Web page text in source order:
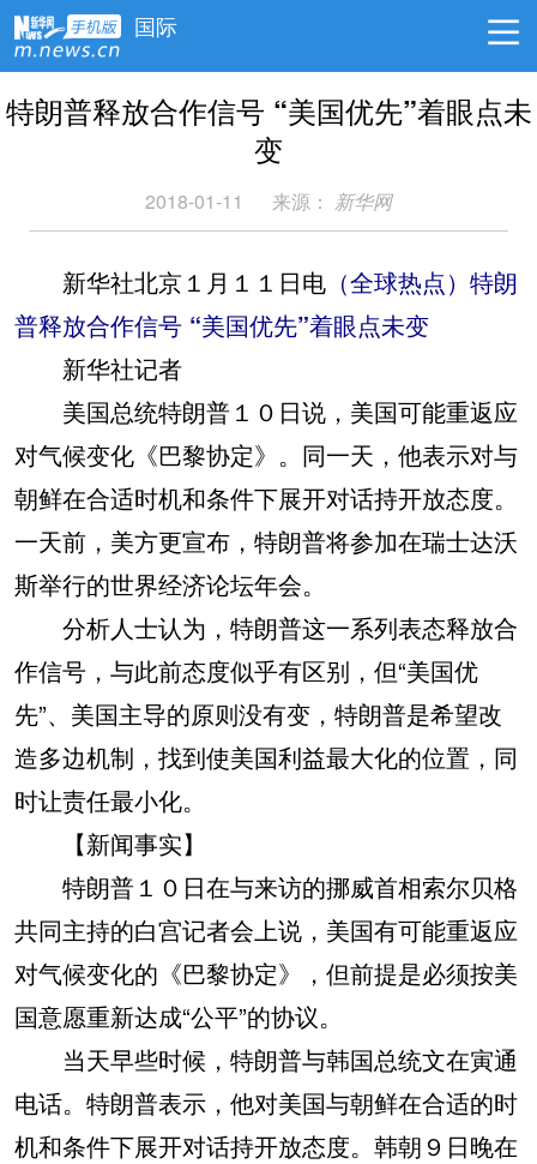
国际
特朗普释放合作信号 “美国优先”着眼点未
变
2018-01-11 来源： 新华网
新华社北京１月１１日电 （全球热点）特朗
普释放合作信号 “美国优先”着眼点未变
新华社记者
美国总统特朗普１０日说，美国可能重返应
对气候变化《巴黎协定》。同一天，他表示对与
朝鲜在合适时机和条件下展开对话持开放态度。
一天前，美方更宣布，特朗普将参加在瑞士达沃
斯举行的世界经济论坛年会。
分析人士认为，特朗普这一系列表态释放合
作信号，与此前态度似乎有区别，但“美国优
先”、美国主导的原则没有变，特朗普是希望改
造多边机制，找到使美国利益最大化的位置，同
时让责任最小化。
【新闻事实】
特朗普１０日在与来访的挪威首相索尔贝格
共同主持的白宫记者会上说，美国有可能重返应
对气候变化的《巴黎协定》，但前提是必须按美
国意愿重新达成“公平”的协议。
当天早些时候，特朗普与韩国总统文在寅通
电话。特朗普表示，他对美国与朝鲜在合适的时
机和条件下展开对话持开放态度。韩朝９日晚在